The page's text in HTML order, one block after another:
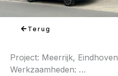
Terug
Project: Meerrijk, Eindhoven
Werkzaamheden: …